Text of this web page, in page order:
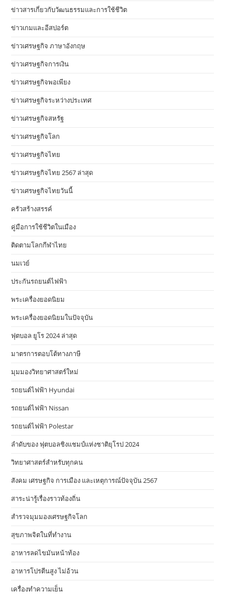
ข่าวสารเกี่ยวกับวัฒนธรรมและการใช้ชีวิต
ข่าวเกมและอีสปอร์ต
ข่าวเศรษฐกิจ ภาษาอังกฤษ
ข่าวเศรษฐกิจการเงิน
ข่าวเศรษฐกิจพอเพียง
ข่าวเศรษฐกิจระหว่างประเทศ
ข่าวเศรษฐกิจสหรัฐ
ข่าวเศรษฐกิจโลก
ข่าวเศรษฐกิจไทย
ข่าวเศรษฐกิจไทย 2567 ล่าสุด
ข่าวเศรษฐกิจไทยวันนี้
ครัวสร้างสรรค์
คู่มือการใช้ชีวิตในเมือง
ติดตามโลกกีฬาไทย
นมเวย์
ประกันรถยนต์ไฟฟ้า
พระเครื่องยอดนิยม
พระเครื่องยอดนิยมในปัจจุบัน
ฟุตบอล ยูโร 2024 ล่าสุด
มาตรการตอบโต้ทางภาษี
มุมมองวิทยาศาสตร์ใหม่
รถยนต์ไฟฟ้า Hyundai
รถยนต์ไฟฟ้า Nissan
รถยนต์ไฟฟ้า Polestar
ลำดับของ ฟุตบอลชิงแชมป์แห่งชาติยุโรป 2024
วิทยาศาสตร์สำหรับทุกคน
สังคม เศรษฐกิจ การเมือง และเหตุการณ์ปัจจุบัน 2567
สาระน่ารู้เรื่องราวท้องถิ่น
สำรวจมุมมองเศรษฐกิจโลก
สุขภาพจิตในที่ทำงาน
อาหารลดไขมันหน้าท้อง
อาหารโปรตีนสูง ไม่อ้วน
เครื่องทำความเย็น